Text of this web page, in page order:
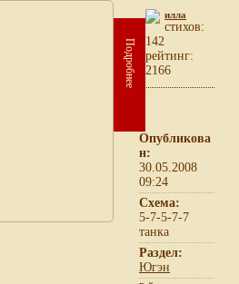
Подробнее
илла
cтихов:
142
рейтинг:
2166
Опубликова
н:
30.05.2008
09:24
Схема:
5-7-5-7-7
танка
Раздел:
Югэн